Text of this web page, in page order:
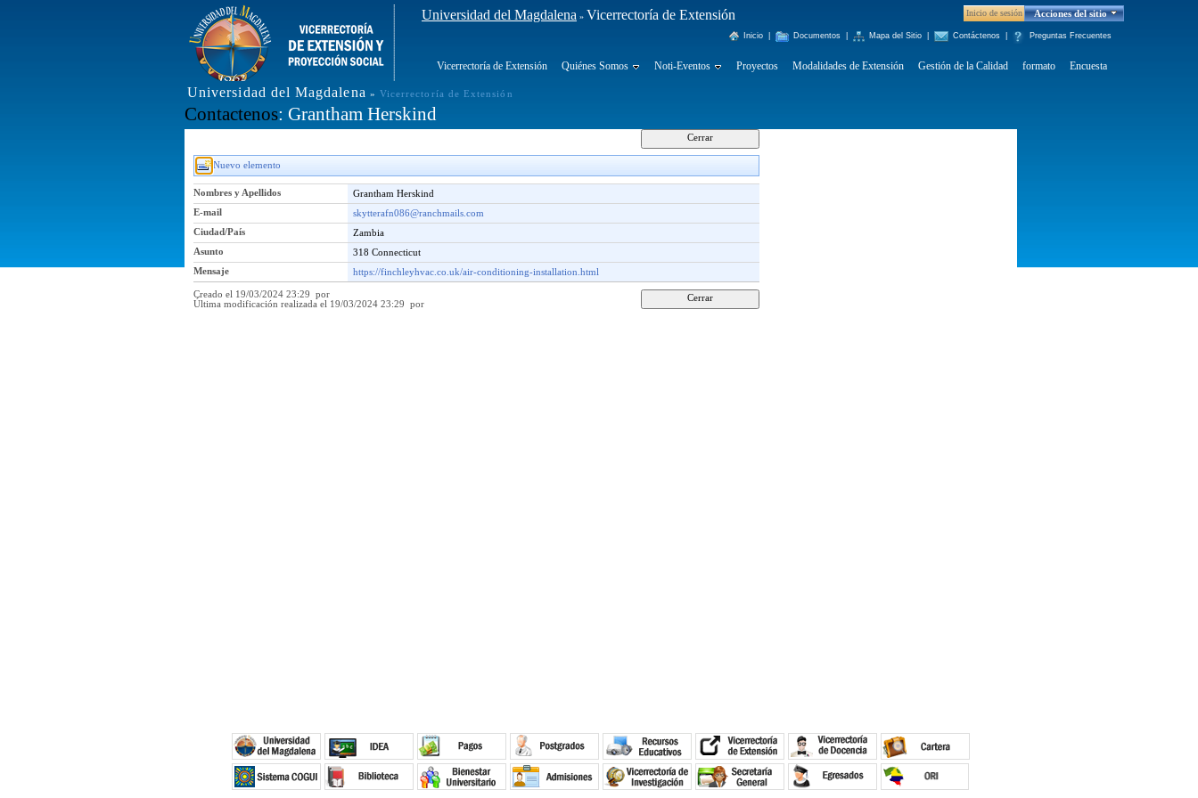
Universidad del Magdalena » Vicerrectoría de Extensión Inicio de sesión Acciones del sitio
Inicio Documentos Mapa del Sitio Contáctenos Preguntas Frecuentes
Vicerrectoría de Extensión Quiénes Somos Noti-Eventos Proyectos Modalidades de Extensión Gestión de la Calidad formato Encuesta
Universidad del Magdalena » Vicerrectoría de Extensión
Contactenos: Grantham Herskind
Nuevo elemento
Nombres y Apellidos
Grantham Herskind
E-mail
skytterafn086@ranchmails.com
Ciudad/País
Zambia
Asunto
318 Connecticut
Mensaje
https://finchleyhvac.co.uk/air-conditioning-installation.html
Creado el 19/03/2024 23:29 por
Última modificación realizada el 19/03/2024 23:29 por